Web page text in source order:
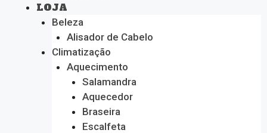
LOJA
Beleza
Alisador de Cabelo
Climatização
Aquecimento
Salamandra
Aquecedor
Braseira
Escalfeta